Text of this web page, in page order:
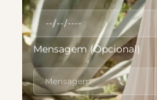
Mensagem (Opcional)